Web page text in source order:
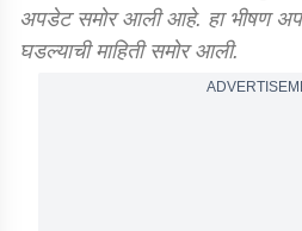
अपडेट समोर आली आहे. हा भीषण
घडल्याची माहिती समोर आली.